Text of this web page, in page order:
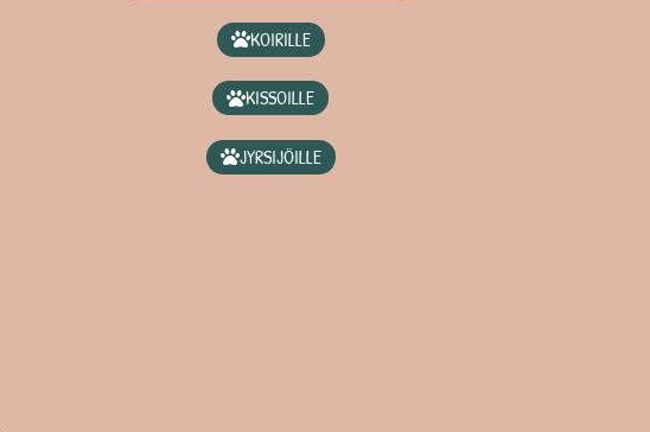
KOIRILLE
KISSOILLE
JYRSIJÖILLE